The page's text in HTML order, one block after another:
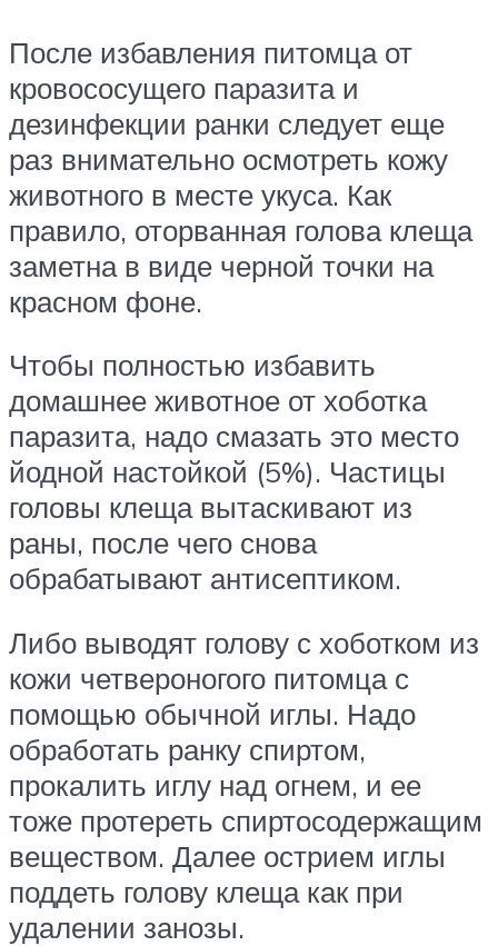
После избавления питомца от
кровососущего паразита и
дезинфекции ранки следует еще
раз внимательно осмотреть кожу
животного в месте укуса. Как
правило, оторванная голова клеща
заметна в виде черной точки на
красном фоне.
Чтобы полностью избавить
домашнее животное от хоботка
паразита, надо смазать это место
йодной настойкой (5%). Частицы
головы клеща вытаскивают из
раны, после чего снова
обрабатывают антисептиком.
Либо выводят голову с хоботком из
кожи четвероногого питомца с
помощью обычной иглы. Надо
обработать ранку спиртом,
прокалить иглу над огнем, и ее
тоже протереть спиртосодержащим
веществом. Далее острием иглы
поддеть голову клеща как при
удалении занозы.